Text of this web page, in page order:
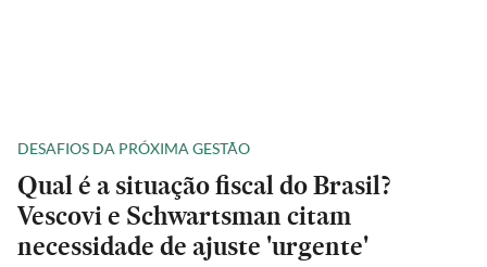
DESAFIOS DA PRÓXIMA GESTÃO
Qual é a situação fiscal do Brasil?
Vescovi e Schwartsman citam
necessidade de ajuste 'urgente'